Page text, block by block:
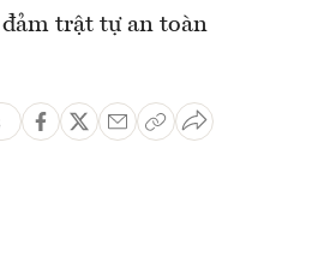
đảm trật tự an toàn